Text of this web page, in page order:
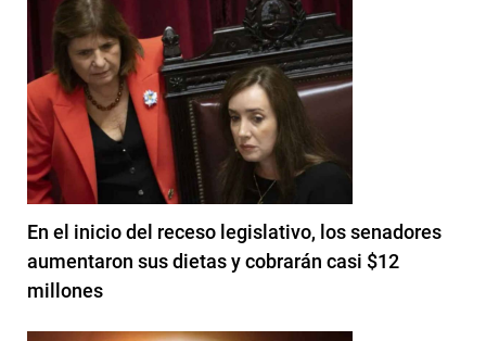
En el inicio del receso legislativo, los senadores
aumentaron sus dietas y cobrarán casi $12
millones